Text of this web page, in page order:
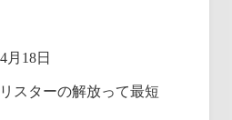
月18日